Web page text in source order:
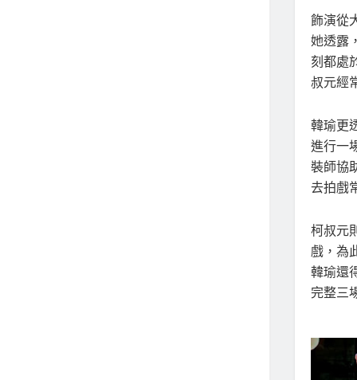
飾演從
她透露
刻都處
叔元經
韓瑜更
進行一
裝師協
去拍戲
柯叔元
戲，為
韓瑜還
完整三